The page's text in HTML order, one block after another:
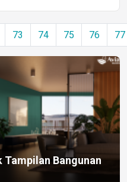
73 74 75 76 77
Tampilan Bangunan